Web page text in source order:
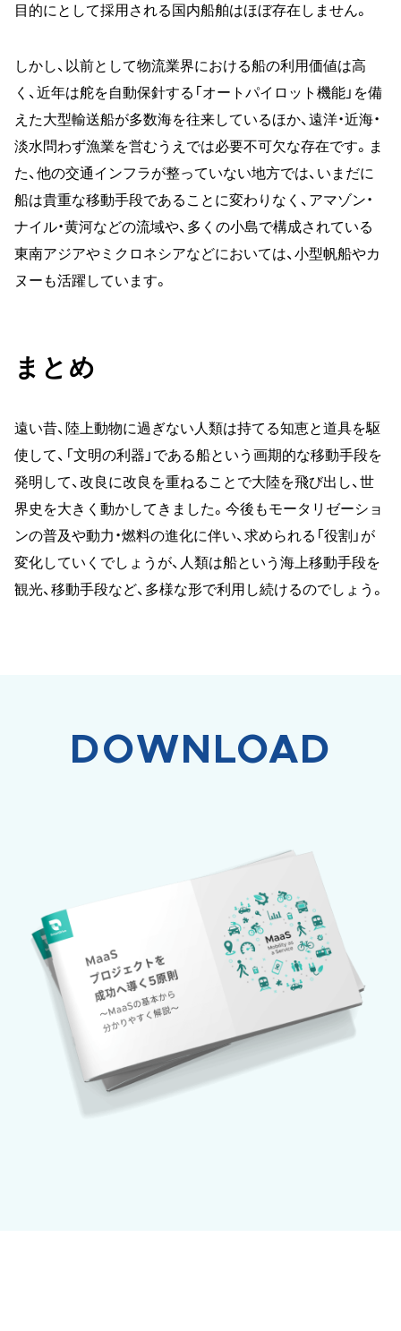
目的にとして採用される国内船舶はほぼ存在しません。
しかし、以前として物流業界における船の利用価値は高
く、近年は舵を自動保針する「オートパイロット機能」を備
えた大型輸送船が多数海を往来しているほか、遠洋・近海・
淡水問わず漁業を営むうえでは必要不可欠な存在です。ま
た、他の交通インフラが整っていない地方では、いまだに
船は貴重な移動手段であることに変わりなく、アマゾン・
ナイル・黄河などの流域や、多くの小島で構成されている
東南アジアやミクロネシアなどにおいては、小型帆船やカ
ヌーも活躍しています。
まとめ
遠い昔、陸上動物に過ぎない人類は持てる知恵と道具を駆
使して、「文明の利器」である船という画期的な移動手段を
発明して、改良に改良を重ねることで大陸を飛び出し、世
界史を大きく動かしてきました。今後もモータリゼーショ
ンの普及や動力・燃料の進化に伴い、求められる「役割」が
変化していくでしょうが、人類は船という海上移動手段を
観光、移動手段など、多様な形で利用し続けるのでしょう。
DOWNLOAD